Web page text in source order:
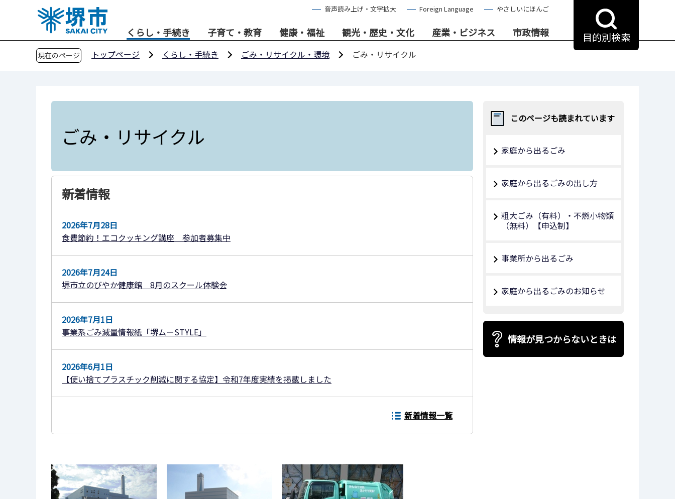
音声読み上げ・文字拡大 Foreign Language やさしいにほんご
くらし・手続き 子育て・教育 健康・福祉 観光・歴史・文化 産業・ビジネス 市政情報 目的別検索
現在のページ トップページ くらし・手続き ごみ・リサイクル・環境 ごみ・リサイクル
ごみ・リサイクル
新着情報
2026年7月28日
食費節約！エコクッキング講座 参加者募集中
2026年7月24日
堺市立のびやか健康館 8⽉のスクール体験会
2026年7月1日
事業系ごみ減量情報紙「堺ムーSTYLE」
2026年6月1日
【使い捨てプラスチック削減に関する協定】令和7年度実績を掲載しました
新着情報一覧
このページも読まれています
家庭から出るごみ
家庭から出るごみの出し方
粗大ごみ（有料）・不燃小物類
（無料）【申込制】
事業所から出るごみ
家庭から出るごみのお知らせ
情報が見つからないときは